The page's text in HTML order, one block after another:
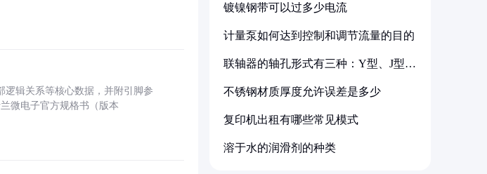
逻辑关系等核心数据，并附引脚参
微电子官方规格书（版本
镀镍钢带可以过多少电流
计量泵如何达到控制和调节流量的目的
联轴器的轴孔形式有三种：Y型、J型、
不锈钢材质厚度允许误差是多少
复印机出租有哪些常见模式
溶于水的润滑剂的种类